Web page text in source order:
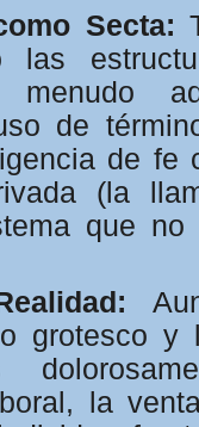
Secta:
las
de
de fe
(la
que no
grotesco y
la